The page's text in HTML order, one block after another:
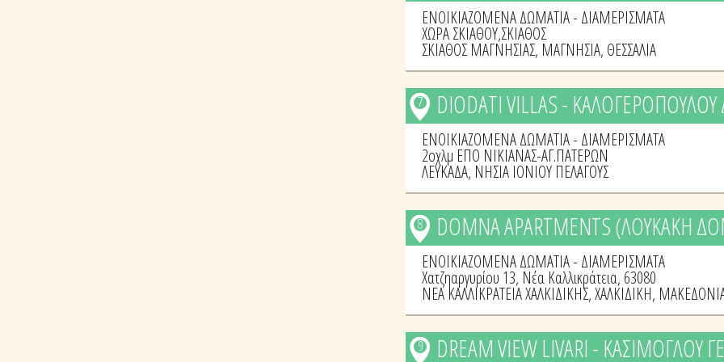
ΕΝΟΙΚΙΑΖΟΜΕΝΑ ΔΩΜΑΤΙΑ - ΔΙΑΜΕΡΙΣΜΑΤΑ
ΧΩΡΑ ΣΚΙΑΘΟΥ,ΣΚΙΑΘΟΣ
ΣΚΙΑΘΟΣ ΜΑΓΝΗΣΙΑΣ, ΜΑΓΝΗΣΙΑ, ΘΕΣΣΑΛΙΑ
DIODATI VILLAS -
7
ΕΝΟΙΚΙΑΖΟΜΕΝΑ ΔΩΜΑΤΙΑ - ΔΙΑΜΕΡΙΣΜΑΤΑ
2οχλμ ΕΠΟ ΝΙΚΙΑΝΑΣ-ΑΓ.ΠΑΤΕΡΩΝ
ΛΕΥΚΑΔΑ, ΝΗΣΙΑ ΙΟΝΙΟΥ ΠΕΛΑΓΟΥΣ
DOMNA APARTMENTS (ΛΟΥΚΑΚΗ
8
ΕΝΟΙΚΙΑΖΟΜΕΝΑ ΔΩΜΑΤΙΑ - ΔΙΑΜΕΡΙΣΜΑΤΑ
Χατζηαργυρίου 13, Νέα Καλλικράτεια, 63080
ΝΕΑ ΚΑΛΛΙΚΡΑΤΕΙΑ ΧΑΛΚΙΔΙΚΗΣ,ΧΑΛΚΙΔΙΚΗ,
DREAM VIEW LIVARI - ΚΑΣΙΜΟΓΛΟΥ
9